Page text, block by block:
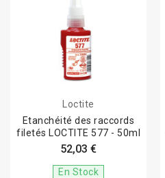
Loctite
Etanchéité des raccords
filetés LOCTITE 577 - 50ml
52,03 €
En Stock